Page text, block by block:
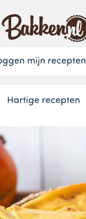
mijn recepten
Hartige recepten